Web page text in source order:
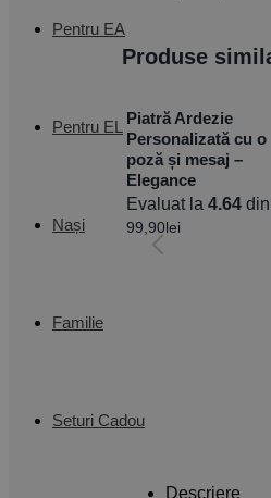
Pentru EA
Pentru EL
Nași
Familie
Seturi Cadou
Produse
Piatră Ardezie
Personalizată cu o
poză și mesaj –
Elegance
Evaluat la 4.64
99,90lei
Descriere